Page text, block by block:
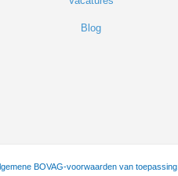
Blog
BOVAG-voorwaarden van toepassing.